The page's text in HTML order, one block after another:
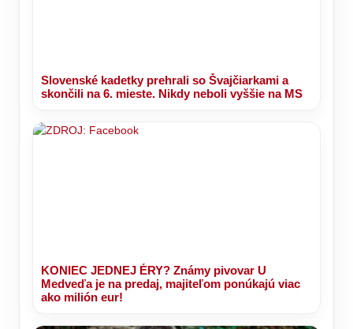
Slovenské kadetky prehrali so Švajčiarkami a
skončili na 6. mieste. Nikdy neboli vyššie na MS
KONIEC JEDNEJ ÉRY? Známy pivovar U
Medveďa je na predaj, majiteľom ponúkajú viac
ako milión eur!